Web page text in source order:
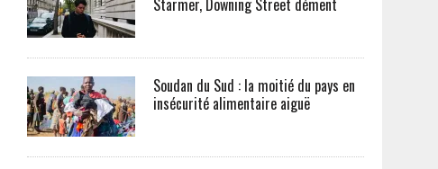
Starmer, Downing Street dément
Soudan du Sud : la moitié du pays en
insécurité alimentaire aiguë